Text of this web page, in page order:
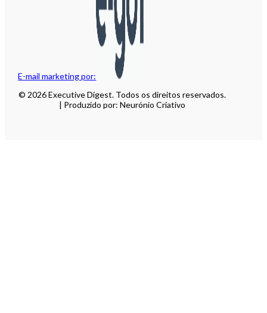
E-mail marketing por:
© 2026 Executive Digest. Todos os direitos reservados.
| Produzido por: Neurónio Criativo